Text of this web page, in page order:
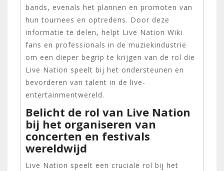
bands, evenals het plannen en promoten van
hun tournees en optredens. Door deze
informatie te delen, helpt Live Nation Wiki
fans en professionals in de muziekindustrie
om een dieper begrip te krijgen van de rol die
Live Nation speelt bij het ondersteunen en
bevorderen van talent in de live-
entertainmentwereld.
Belicht de rol van Live Nation
bij het organiseren van
concerten en festivals
wereldwijd
Live Nation speelt een cruciale rol bij het